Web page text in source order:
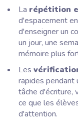
La répétition
d'espacement
d'enseigner un
un jour, une
mémoire plus
Les
rapides pendant
tâche d'écriture,
ce que les
d'attention.